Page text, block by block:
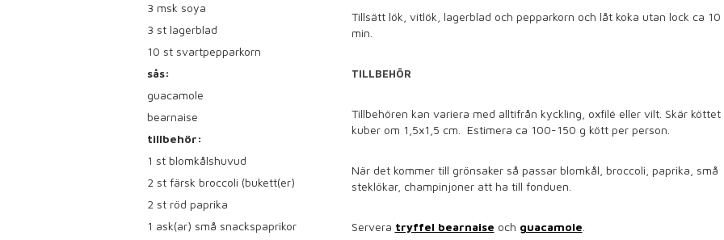
3 msk soya
3 st lagerblad
10 st svartpepparkorn
sås:
guacamole
bearnaise
tillbehör:
1 st blomkålshuvud
2 st färsk broccoli (bukett(er)
2 st röd paprika
1 ask(ar) små snackspaprikor
Tillsätt lök, vitlök, lagerblad och pepparkorn och låt koka utan lock ca 10
min.
TILLBEHÖR
Tillbehören kan variera med alltifrån kyckling, oxfilé eller vilt. Skär köttet
kuber om 1,5x1,5 cm. Estimera ca 100-150 g kött per person.
När det kommer till grönsaker så passar blomkål, broccoli, paprika, små
steklökar, champinjoner att ha till fonduen.
Servera tryffel bearnaise och guacamole